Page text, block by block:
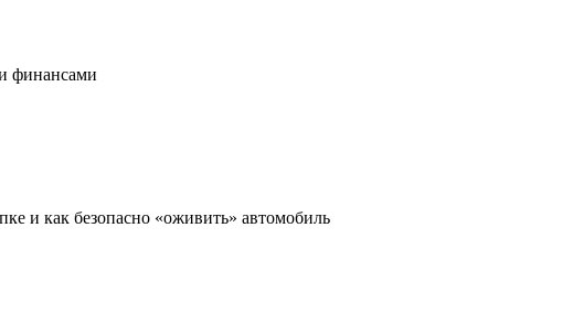
финансами
и как безопасно «оживить» автомобиль